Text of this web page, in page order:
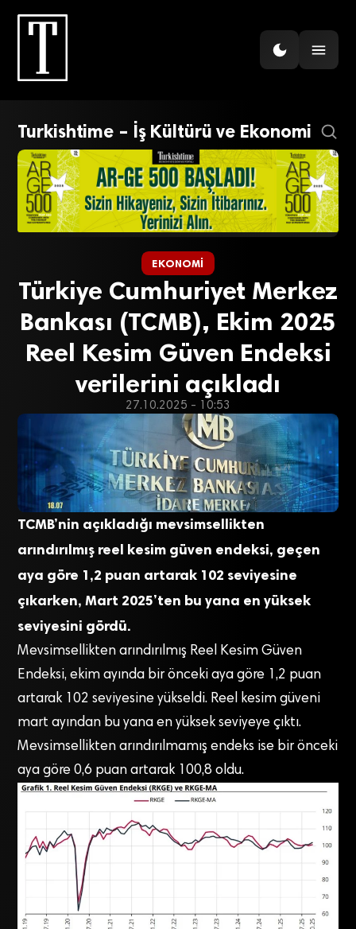
Turkishtime – İş Kültürü ve Ekonomi
EKONOMI
Türkiye Cumhuriyet Merkez
Bankası (TCMB), Ekim 2025
Reel Kesim Güven Endeksi
verilerini açıkladı
27.10.2025 - 10:53
TCMB’nin açıkladığı mevsimsellikten
arındırılmış reel kesim güven endeksi, geçen
aya göre 1,2 puan artarak 102 seviyesine
çıkarken, Mart 2025’ten bu yana en yüksek
seviyesini gördü.
Mevsimsellikten arındırılmış Reel Kesim Güven
Endeksi, ekim ayında bir önceki aya göre 1,2 puan
artarak 102 seviyesine yükseldi. Reel kesim güveni
mart ayından bu yana en yüksek seviyeye çıktı.
Mevsimsellikten arındırılmamış endeks ise bir önceki
aya göre 0,6 puan artarak 100,8 oldu.